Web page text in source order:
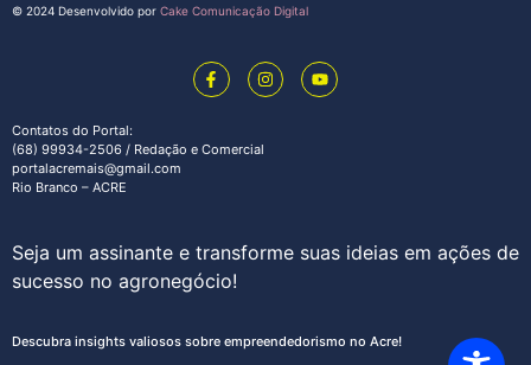
© 2024 Desenvolvido por Cake Comunicação Digital
Contatos do Portal:
(68) 99934-2506 / Redação e Comercial
portalacremais@gmail.com
Rio Branco – ACRE
Seja um assinante e transforme suas ideias em ações de
sucesso no agronegócio!
Descubra insights valiosos sobre empreendedorismo no Acre!